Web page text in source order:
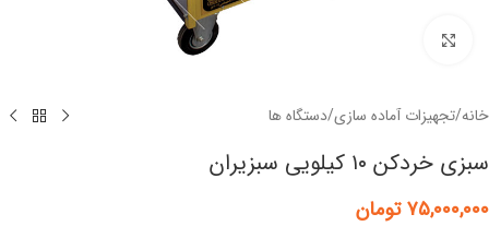
خانه/تجهیزات آماده سازی/دستگاه ها
سبزی خردکن ۱۰ کیلویی سبزیران
۷۵,۰۰۰,۰۰۰ تومان